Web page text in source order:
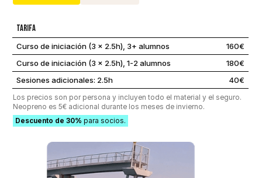
Tarifa
Curso de iniciación (3 x 2.5h), 3+ alumnos
160€
Curso de iniciación (3 x 2.5h), 1-2 alumnos
180€
Sesiones adicionales: 2.5h
40€
Los precios son por persona y incluyen todo el material y el seguro.
Neopreno es 5€ adicional durante los meses de invierno.
Descuento de 30%para socios.